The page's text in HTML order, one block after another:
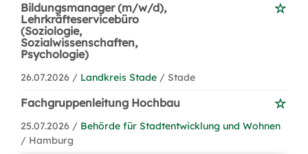
Bildungsmanager (m/w/d),
Lehrkräfteservicebüro
(Soziologie,
Sozialwissenschaften,
Psychologie)
26.07.2026 / Landkreis Stade / Stade
Fachgruppenleitung Hochbau
25.07.2026 / Behörde für Stadtentwicklung und Wohnen
/ Hamburg